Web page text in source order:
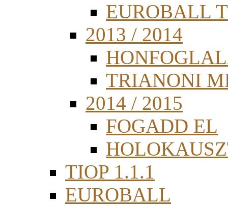
EUROBALL
2013 / 2014
TRIANONI
2014 / 2015
FOGADD EL
TIOP 1.1.1
EUROBALL